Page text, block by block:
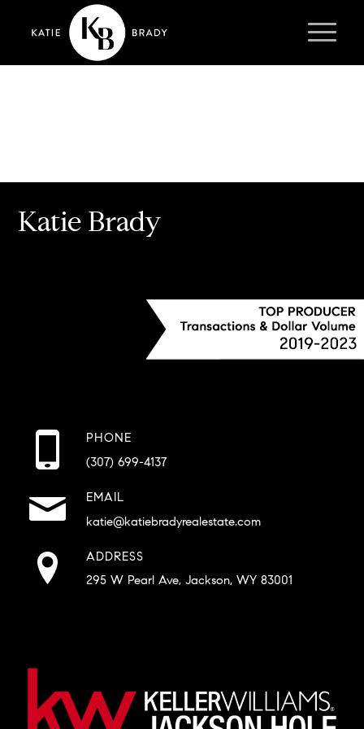
Katie Brady
PHONE
(307) 699-4137
EMAIL
katie@katiebradyrealestate.com
ADDRESS
295 W Pearl Ave, Jackson, WY 83001